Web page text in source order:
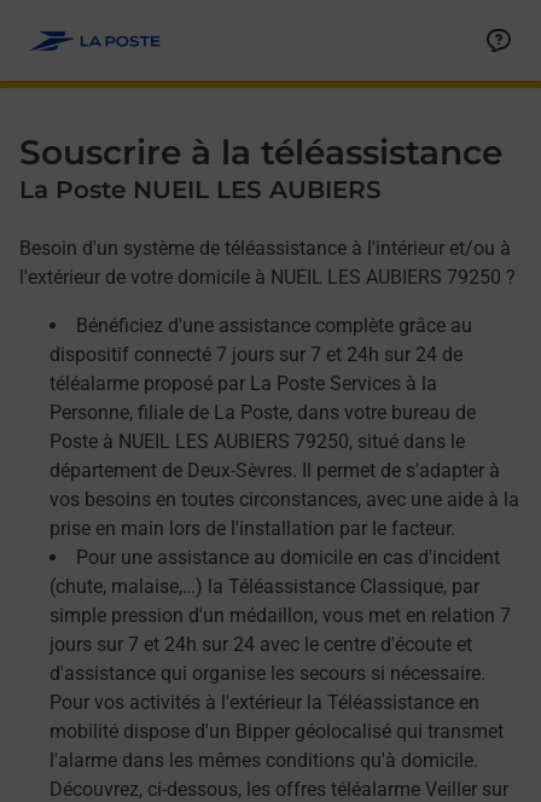
Souscrire à la téléassistance
La Poste NUEIL LES AUBIERS
Besoin d'un système de téléassistance à l'intérieur et/ou à
l'extérieur de votre domicile à NUEIL LES AUBIERS 79250 ?
Bénéficiez d'une assistance complète grâce au
dispositif connecté 7 jours sur 7 et 24h sur 24 de
téléalarme proposé par La Poste Services à la
Personne, filiale de La Poste, dans votre bureau de
Poste à NUEIL LES AUBIERS 79250, situé dans le
département de Deux-Sèvres. Il permet de s'adapter à
vos besoins en toutes circonstances, avec une aide à la
prise en main lors de l'installation par le facteur.
Pour une assistance au domicile en cas d'incident
(chute, malaise,…) la Téléassistance Classique, par
simple pression d'un médaillon, vous met en relation 7
jours sur 7 et 24h sur 24 avec le centre d'écoute et
d'assistance qui organise les secours si nécessaire.
Pour vos activités à l'extérieur la Téléassistance en
mobilité dispose d'un Bipper géolocalisé qui transmet
l'alarme dans les mêmes conditions qu'à domicile.
Découvrez, ci-dessous, les offres téléalarme Veiller sur